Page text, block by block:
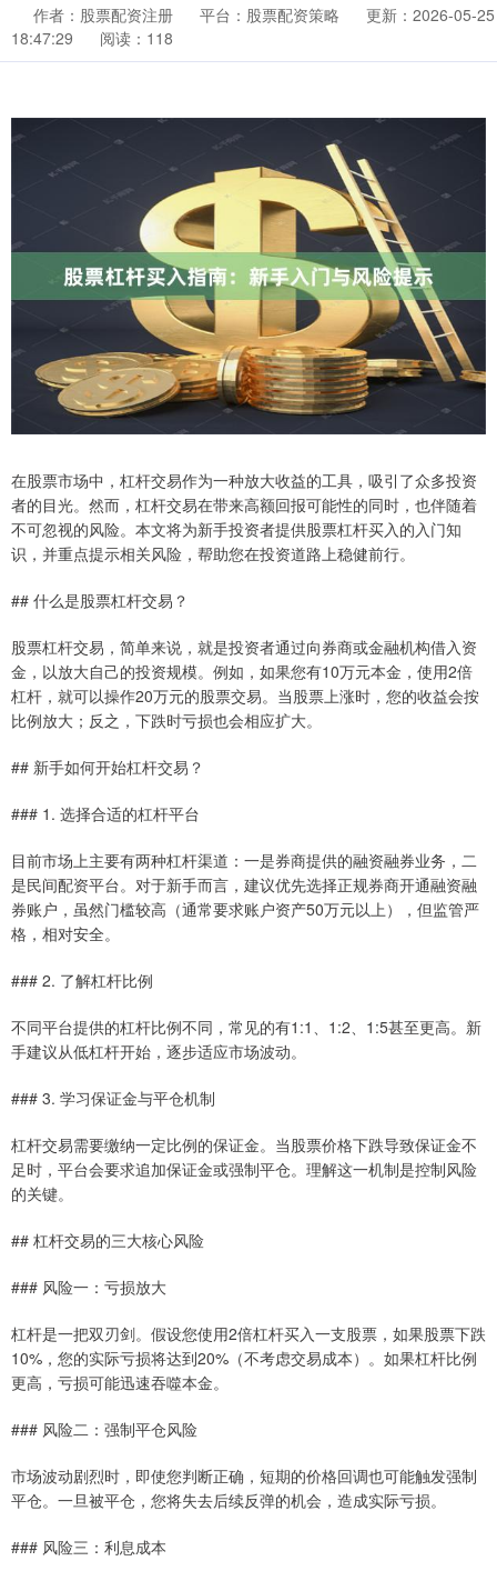
作者：股票配资注册 平台：股票配资策略
更新：2026-05-25
18:47:29
阅读：118
在股票市场中，杠杆交易作为一种放大收益的工具，吸引了众多投资
者的目光。然而，杠杆交易在带来高额回报可能性的同时，也伴随着
不可忽视的风险。本文将为新手投资者提供股票杠杆买入的入门知
识，并重点提示相关风险，帮助您在投资道路上稳健前行。
## 什么是股票杠杆交易？
股票杠杆交易，简单来说，就是投资者通过向券商或金融机构借入资
金，以放大自己的投资规模。例如，如果您有10万元本金，使用2倍
杠杆，就可以操作20万元的股票交易。当股票上涨时，您的收益会按
比例放大；反之，下跌时亏损也会相应扩大。
## 新手如何开始杠杆交易？
### 1. 选择合适的杠杆平台
目前市场上主要有两种杠杆渠道：一是券商提供的融资融券业务，二
是民间配资平台。对于新手而言，建议优先选择正规券商开通融资融
券账户，虽然门槛较高（通常要求账户资产50万元以上），但监管严
格，相对安全。
### 2. 了解杠杆比例
不同平台提供的杠杆比例不同，常见的有1:1、1:2、1:5甚至更高。新
手建议从低杠杆开始，逐步适应市场波动。
### 3. 学习保证金与平仓机制
杠杆交易需要缴纳一定比例的保证金。当股票价格下跌导致保证金不
足时，平台会要求追加保证金或强制平仓。理解这一机制是控制风险
的关键。
## 杠杆交易的三大核心风险
### 风险一：亏损放大
杠杆是一把双刃剑。假设您使用2倍杠杆买入一支股票，如果股票下跌
10%，您的实际亏损将达到20%（不考虑交易成本）。如果杠杆比例
更高，亏损可能迅速吞噬本金。
### 风险二：强制平仓风险
市场波动剧烈时，即使您判断正确，短期的价格回调也可能触发强制
平仓。一旦被平仓，您将失去后续反弹的机会，造成实际亏损。
### 风险三：利息成本